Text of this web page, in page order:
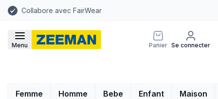
Collabore avec FairWear
Menu Panier Se connecter
Femme Homme Bebe Enfant Maison